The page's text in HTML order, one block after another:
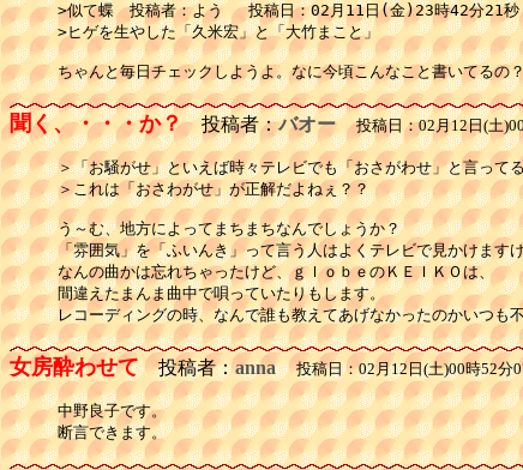
>似て蝶　投稿者：よう 　投稿日：02月11日(金)23時42分21秒
>ヒゲを生やした「久米宏」と「大竹まこと」
聞く、・・・か？投稿者：バオー 投稿日：02月12日(土
＞「お騒がせ」といえば時々テレビでも「おさがわせ」と言って
＞これは「おさわがせ」が正解だよねぇ？？
う～む、地方によってまちまちなんでしょうか？
「雰囲気」を「ふいんき」って言う人はよくテレビで見かけます
なんの曲かは忘れちゃったけど、ｇｌｏｂｅのＫＥＩＫＯは、
間違えたまんま曲中で唄っていたりもします。
レコーディングの時、なんで誰も教えてあげなかったのかいつも
女房酔わせて投稿者：anna 投稿日：02月12日(土)00時52分
中野良子です。